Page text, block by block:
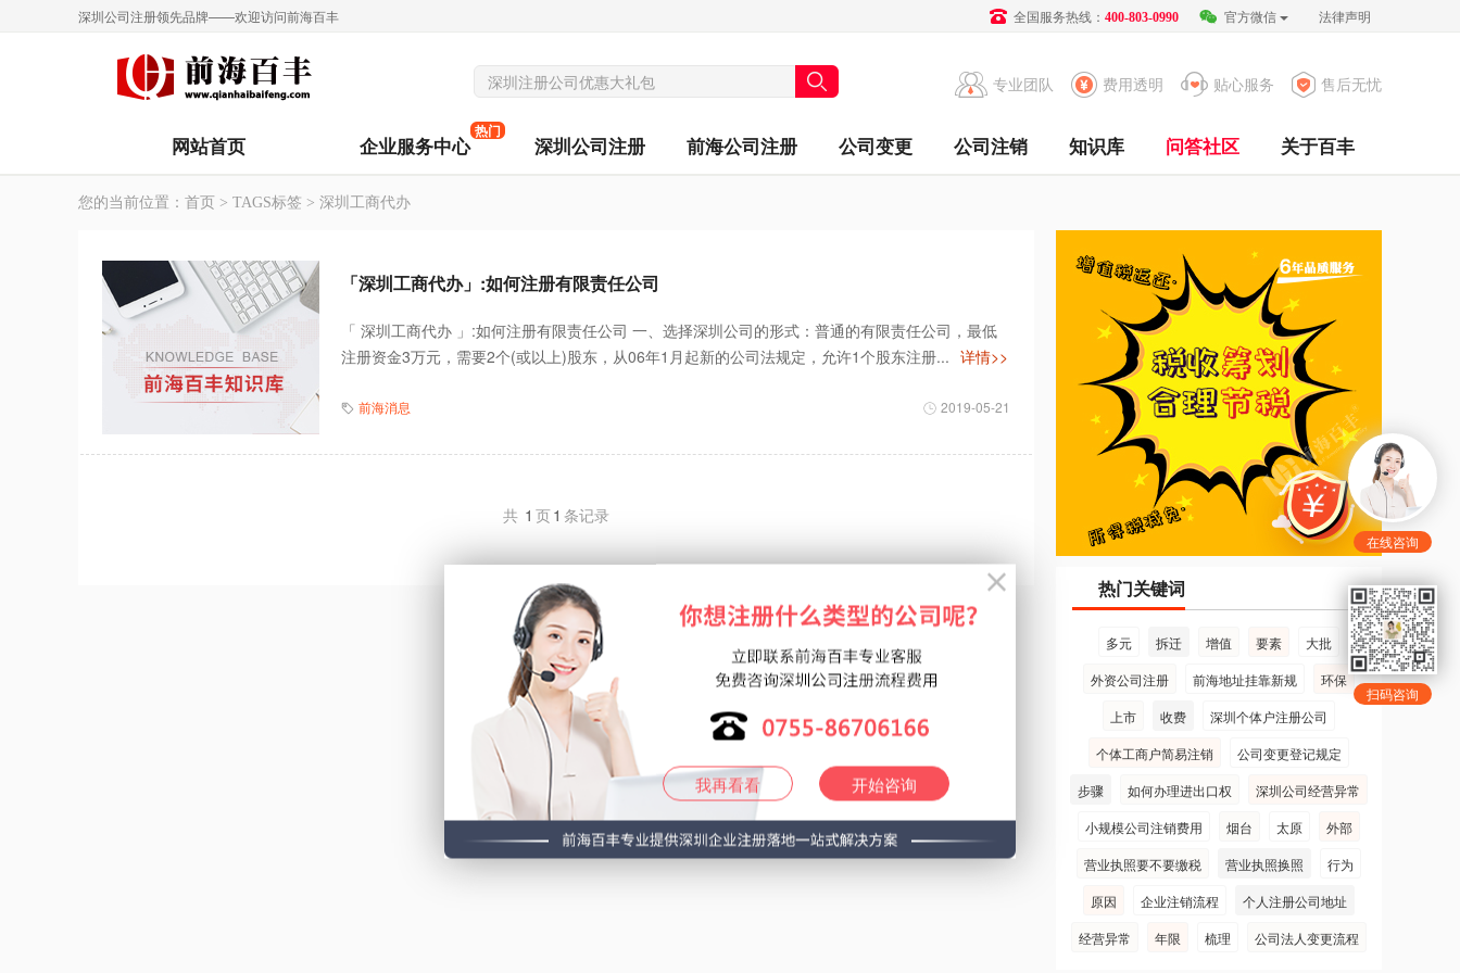
深圳公司注册领先品牌——欢迎访问前海百丰 全国服务热线： 400-803-0990 官方微信 法律声明
售后无忧
贴心服务
费用透明
专业团队
网站首页 企业服务中心
热门
深圳公司注册 前海公司注册 公司变更 公司注销 知识库 问答社区 关于百丰
您的当前位置： 首页 > TAGS标签 > 深圳工商代办
「深圳工商代办」:如何注册有限责任公司
「 深圳工商代办 」:如何注册有限责任公司 一、选择深圳公司的形式：普通的有限责任公司，最低
注册资金3万元，需要2个(或以上)股东，从06年1月起新的公司法规定，允许1个股东注册... 详情>>
前海消息 2019-05-21
共 1 页1 条记录
热门关键词
多元 拆迁 增值 要素
大批
外资公司注册
前海地址挂靠新规
环保
上市
收费
深圳个体户注册公司
个体工商户简易注销
公司变更登记规定
步骤
如何办理进出口权
深圳公司经营异常
小规模公司注销费用
烟台 太原
外部
营业执照要不要缴税
营业执照换照
行为
原因
企业注销流程
个人注册公司地址
经营异常
年限 梳理 公司法人变更流程
在线咨询
扫码咨询
我再看看 开始咨询